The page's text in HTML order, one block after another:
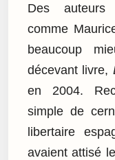
Des auteurs
comme
beaucoup
décevant livre,
en 2004.
simple de
libertaire
avaient attisé